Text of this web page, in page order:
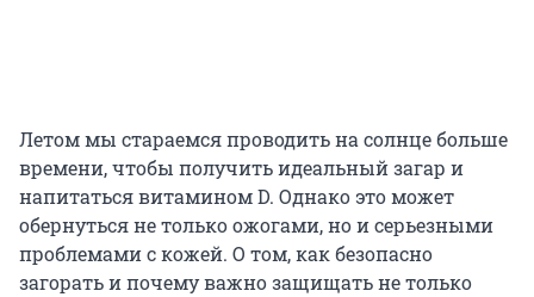
Летом мы стараемся проводить на солнце больше
времени, чтобы получить идеальный загар и
напитаться витамином D. Однако это может
обернуться не только ожогами, но и серьезными
проблемами с кожей. О том, как безопасно
загорать и почему важно защищать не только